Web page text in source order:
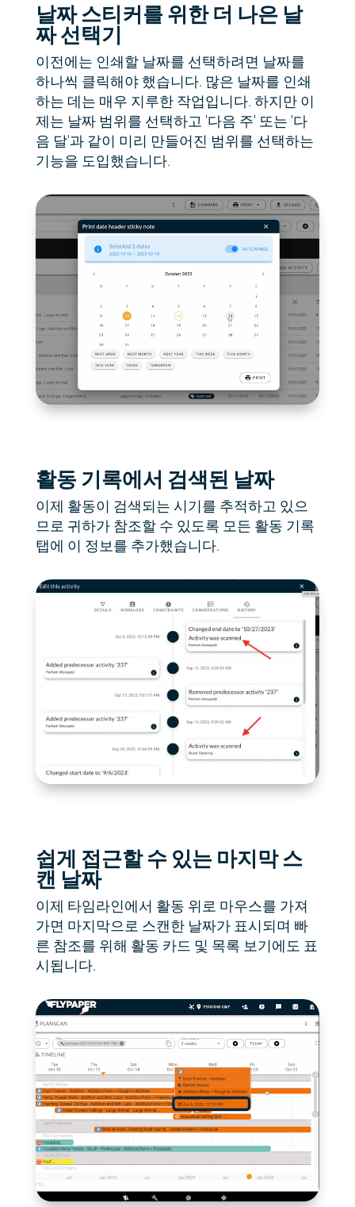
날짜 스티커를 위한 더 나은 날
짜 선택기
이전에는 인쇄할 날짜를 선택하려면 날짜를
하나씩 클릭해야 했습니다. 많은 날짜를 인쇄
하는 데는 매우 지루한 작업입니다. 하지만 이
제는 날짜 범위를 선택하고 '다음 주' 또는 '다
음 달'과 같이 미리 만들어진 범위를 선택하는
기능을 도입했습니다.
활동 기록에서 검색된 날짜
이제 활동이 검색되는 시기를 추적하고 있으
므로 귀하가 참조할 수 있도록 모든 활동 기록
탭에 이 정보를 추가했습니다.
쉽게 접근할 수 있는 마지막 스
캔 날짜
이제 타임라인에서 활동 위로 마우스를 가져
가면 마지막으로 스캔한 날짜가 표시되며 빠
른 참조를 위해 활동 카드 및 목록 보기에도 표
시됩니다.